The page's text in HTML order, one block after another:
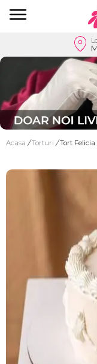
Acasa / Torturi / Tort Felicia